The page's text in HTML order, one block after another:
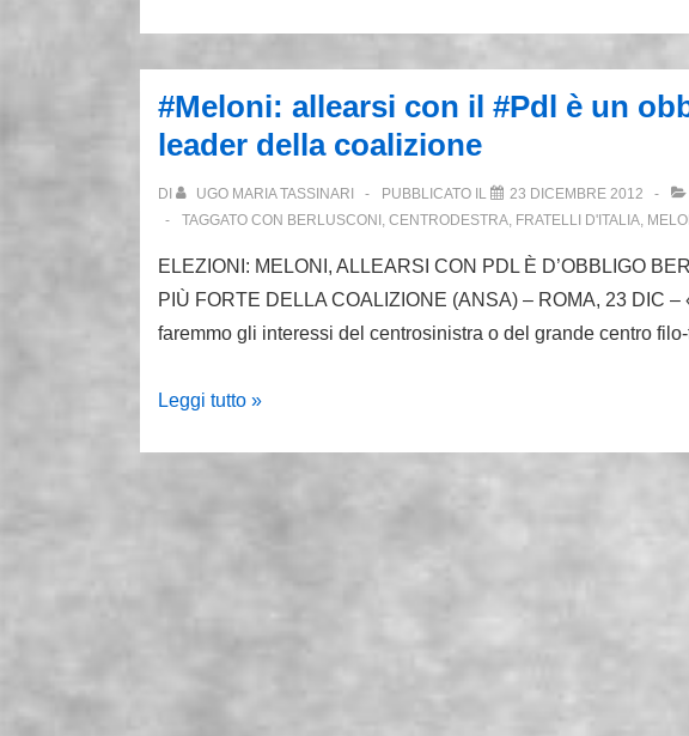
al
libro
ha
vinto.
Ma
non
#Meloni: allearsi con il #Pdl è un
leader della coalizione
DI UGO MARIA TASSINARI PUBBLICATO IL 23 DICEMBRE 2012
TAGGATO CON BERLUSCONI , CENTRODESTRA, FRATELLI D'ITALIA,
ELEZIONI: MELONI, ALLEARSI CON PDL È D’OBBLIGO
PIÙ FORTE DELLA COALIZIONE (ANSA) – ROMA, 23 DIC –
faremmo gli interessi del centrosinistra o del grande centro
#Meloni:
Leggi tutto »